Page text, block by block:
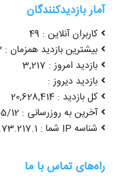
آمار بازدیدکنندگان
کاربران آنلاین : 49
بیشترین بازدید همزمان : 1333
بازدید امروز : 3,217
بازدید دیروز :
کل بازدید : 20,628,414
آخرین به روزرسانی : 1405/05/12 11:40:12
شناسه IP شما : 216.73.217.1
راه‌های تماس با ما